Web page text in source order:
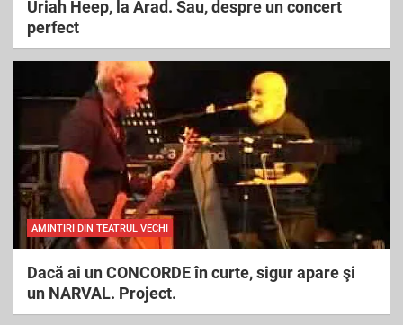
Uriah Heep, la Arad. Sau, despre un concert
perfect
AMINTIRI DIN TEATRUL VECHI
Dacă ai un CONCORDE în curte, sigur apare şi
un NARVAL. Project.